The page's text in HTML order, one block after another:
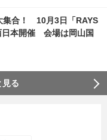
集合！ 10月3日「RAYS
日本開催 会場は岡山国
見る